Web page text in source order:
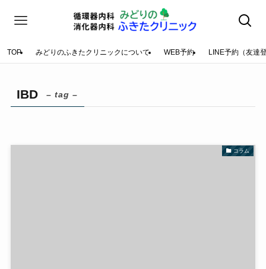
TOP みどりのふきたクリニックについて WEB予約 LINE予約（友達
IBD – tag –
コラム